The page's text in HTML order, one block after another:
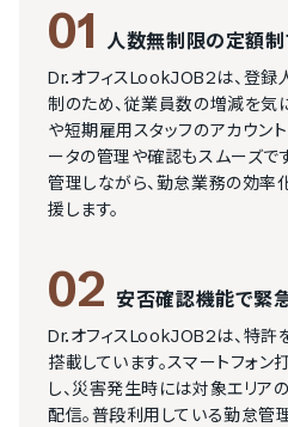
01 人数無制限の定額
Dr.オフィスLookJOB2は、登
制のため、従業員数の増減を気
や短期雇用スタッフのアカウン
ータの管理や確認もスムーズで
管理しながら、勤怠業務の効率
援します。
02 安否確認機能で緊
Dr.オフィスLookJOB2は、特
搭載しています。スマートフォ
し、災害発生時には対象エリ
配信。普段利用している勤怠管